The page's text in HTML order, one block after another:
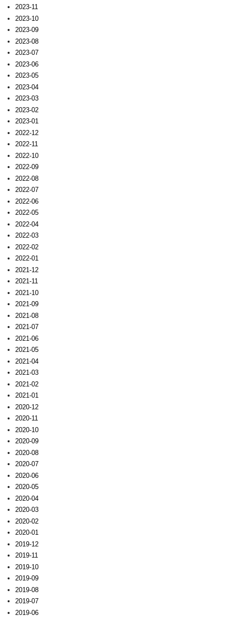
2023-11
2023-10
2023-09
2023-08
2023-07
2023-06
2023-05
2023-04
2023-03
2023-02
2023-01
2022-12
2022-11
2022-10
2022-09
2022-08
2022-07
2022-06
2022-05
2022-04
2022-03
2022-02
2022-01
2021-12
2021-11
2021-10
2021-09
2021-08
2021-07
2021-06
2021-05
2021-04
2021-03
2021-02
2021-01
2020-12
2020-11
2020-10
2020-09
2020-08
2020-07
2020-06
2020-05
2020-04
2020-03
2020-02
2020-01
2019-12
2019-11
2019-10
2019-09
2019-08
2019-07
2019-06